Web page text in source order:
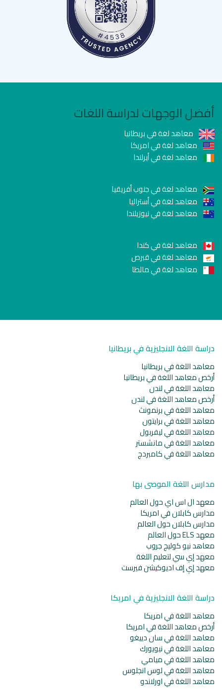
أفضل الوجهات لدراسة اللغات
معاهد لغة في بريطانيا
معاهد لغة في امريكا
معاهد لغة في أيرلندا
معاهد لغة في جنوب أفريقيا
معاهد لغة في أستراليا
معاهد لغة في نيوزيلندا
معاهد لغة في كندا
معاهد لغة في قبرص
معاهد لغة في مالطا
دراسة اللغة الانجليزية في بريطانيا
معاهد اللغة في بريطانيا
أرخص معاهد اللغة في بريطانيا
معاهد اللغة في لندن
أرخص معاهد اللغة في لندن
معاهد اللغة في برنمونث
معاهد اللغة في برايتون
معاهد اللغة في ليفربول
معاهد اللغة في مانشستر
معاهد اللغة في كامبردج
مدارس اللغة الموصى بها
معهد ال اس اي حول العالم
مدارس كابلان في امريكا
مدارس كابلان حول العالم
معهد ELS حول العالم
معاهد نيو كوليج جروب
معهد إي سي لتعليم اللغة
معهد إي إف اديوكيشن فيرست
دراسة اللغة الانجليزية في امريكا
معاهد اللغة في امريكا
أرخص معاهد اللغة في امريكا
معاهد اللغة في سان دييغو
معاهد اللغة في نيويورك
معاهد اللغة في ميامي
معاهد اللغة في لوس انجلوس
معاهد اللغة في اورلاندو